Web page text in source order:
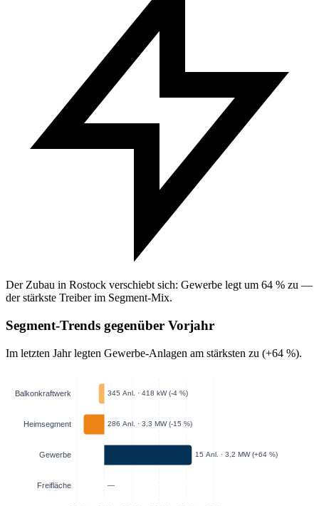
Der Zubau in Rostock verschiebt sich: Gewerbe legt um 64 % zu —
der stärkste Treiber im Segment-Mix.
Segment-Trends gegenüber Vorjahr
Im letzten Jahr legten Gewerbe-Anlagen am stärksten zu (+64 %).